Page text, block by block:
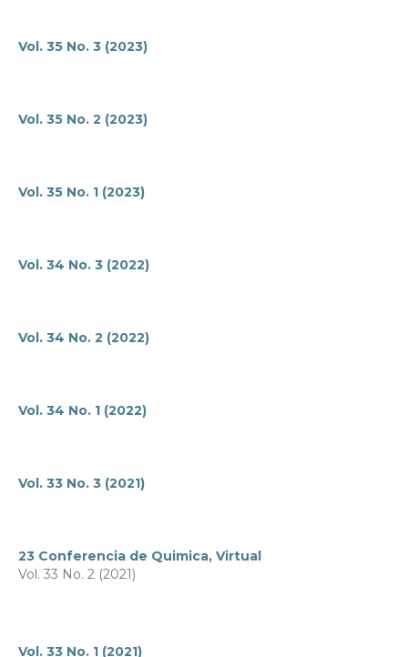
Vol. 35 No. 3 (2023)
Vol. 35 No. 2 (2023)
Vol. 35 No. 1 (2023)
Vol. 34 No. 3 (2022)
Vol. 34 No. 2 (2022)
Vol. 34 No. 1 (2022)
Vol. 33 No. 3 (2021)
23 Conferencia de Quimica, Virtual
Vol. 33 No. 2 (2021)
Vol. 33 No. 1 (2021)